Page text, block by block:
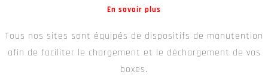
En savoir plus
Tous nos sites sont équipés de dispositifs de manutention
afin de faciliter le chargement et le déchargement de vos
boxes.